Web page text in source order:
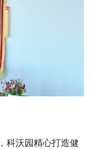
科沃园精心打造健